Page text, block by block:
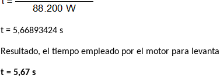
t = 5,66893424 s
Resultado, el tiempo empleado por el motor para
t = 5,67 s